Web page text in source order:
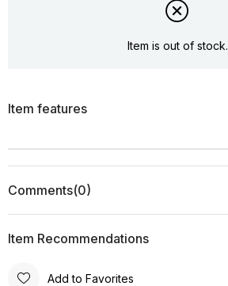
Item is out of stock.
Item features
Comments(0)
Item Recommendations
Add to Favorites